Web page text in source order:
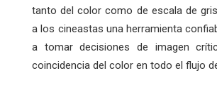
tanto del color como de escala de
a los cineastas una herramienta
a tomar decisiones de imagen
coincidencia del color en todo el flujo